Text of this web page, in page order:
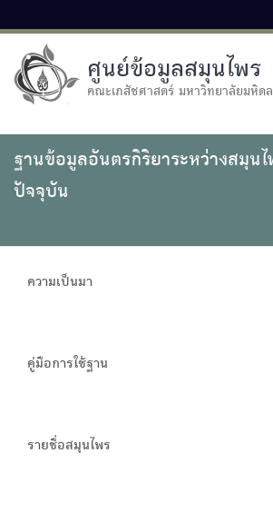
ศูนย์ข้อมูลสมุนไพร
คณะเภสัชศาสตร์ มหาวิทยาลัยมหิดล
ฐานข้อมูลอันตรกิริยาระหว่างสมุน
ปัจจุบัน
ความเป็นมา
คู่มือการใช้ฐาน
รายชื่อสมุนไพร